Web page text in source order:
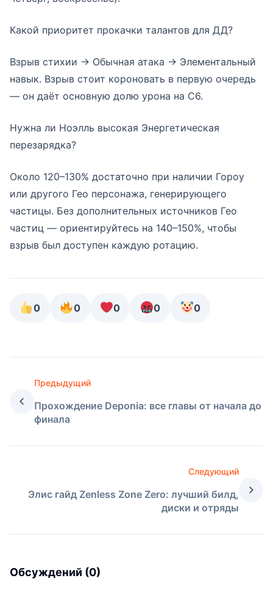
Какой приоритет прокачки талантов для ДД?
Взрыв стихии → Обычная атака → Элементальный
навык. Взрыв стоит короновать в первую очередь
— он даёт основную долю урона на С6.
Нужна ли Ноэлль высокая Энергетическая
перезарядка?
Около 120–130% достаточно при наличии Гороу
или другого Гео персонажа, генерирующего
частицы. Без дополнительных источников Гео
частиц — ориентируйтесь на 140–150%, чтобы
взрыв был доступен каждую ротацию.
0 0 0 0 0
Предыдущий
Прохождение Deponia: все главы от начала до
финала
Следующий
Элис гайд Zenless Zone Zero: лучший билд,
диски и отряды
Обсуждений (0)